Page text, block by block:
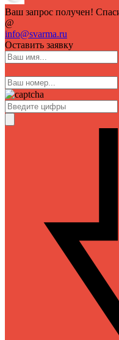
Ваш запрос получен!
@
info@svarma.ru
Оставить заявку